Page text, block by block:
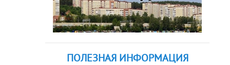
ПОЛЕЗНАЯ ИНФОРМАЦИЯ